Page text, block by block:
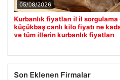
05/08/2026
Kurbanlık fiyatları il il
küçükbaş canlı kilo fiyatı ne
ve tüm illerin kurbanlık fiyatları
Son Eklenen Firmalar